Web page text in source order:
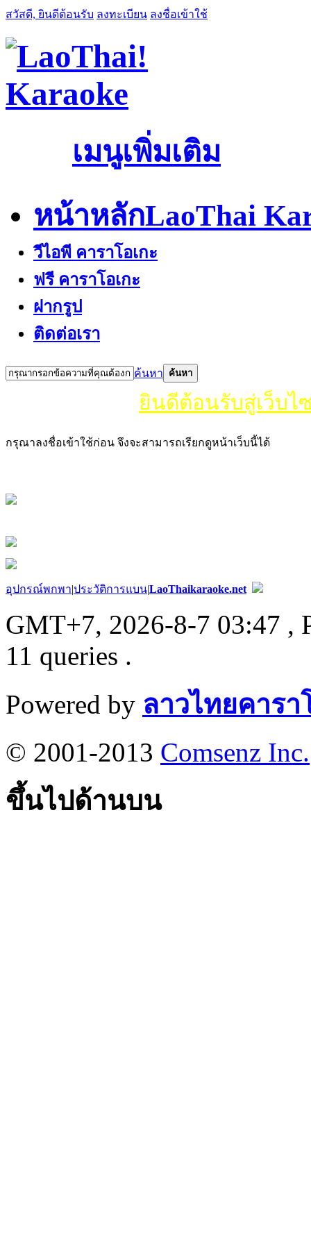
สวัสดี, ยินดีต้อนรับ ลงทะเบียน ลงชื่อเข้าใช้
เมนูเพิ่มเติม
หน้าหลักLaoThai
วีไอพี คาราโอเกะ
ฟรี คาราโอเกะ
ฝากรูป
ติดต่อเรา
ค้นหา ค้นหา
ยินดีต้อนรับสู่เว็บไซ
กรุณาลงชื่อเข้าใช้ก่อน จึงจะสามารถเรียกดูหน้าเว็บนี้ได้
อุปกรณ์พกพา|ประวัติการแบน|LaoThaikaraoke.net
GMT+7, 2026-8-7 03:47 ,
11 queries .
Powered by ลาวไทยคารา
© 2001-2013 Comsenz Inc.
ขึ้นไปด้านบน